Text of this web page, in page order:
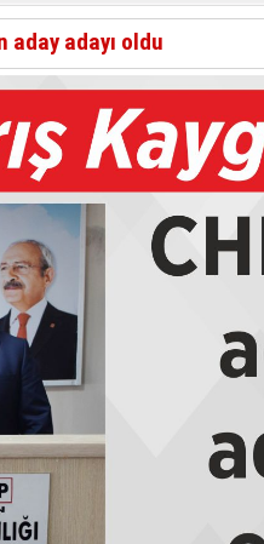
aday adayı oldu